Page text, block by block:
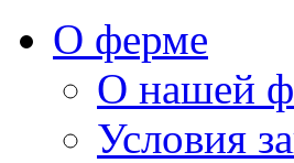
О ферме
О нашей
Условия